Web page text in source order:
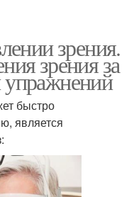
зрения.
зрения за
быстро
является